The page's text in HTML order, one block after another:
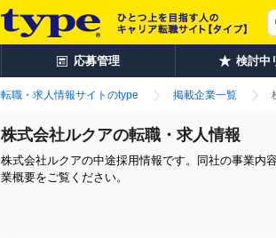
応募管理 検討中
転職・求人情報サイトのtype 掲載企業一覧
株式会社ルクアの転職・求人情報
株式会社ルクアの中途採用情報です。同社の事業内
業概要をご覧ください。